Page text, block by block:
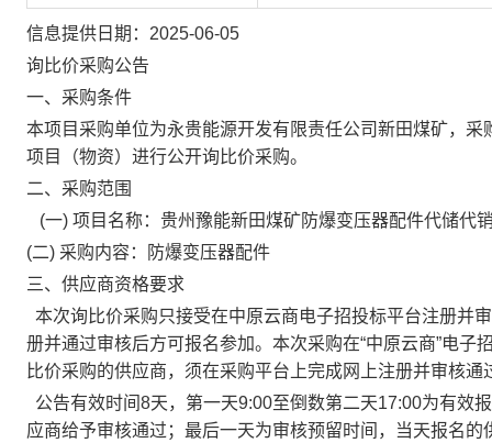
信息提供日期：2025-06-05
询比价采购公告
一、采购条件
本项目采购单位为永贵能源开发有限责任公司新田煤矿，
项目（物资）进行公开询比价采购。
二、采购范围
(一) 项目名称：贵州豫能新田煤矿防爆变压器配件代储代
(二) 采购内容：防爆变压器配件
三、供应商资格要求
本次询比价采购只接受在中原云商电子招投标平台注册并
册并通过审核后方可报名参加。本次采购在“中原云商”电
比价采购的供应商，须在采购平台上完成网上注册并审核通
公告有效时间8天，第一天9:00至倒数第二天17:00为有效
应商给予审核通过；最后一天为审核预留时间，当天报名的